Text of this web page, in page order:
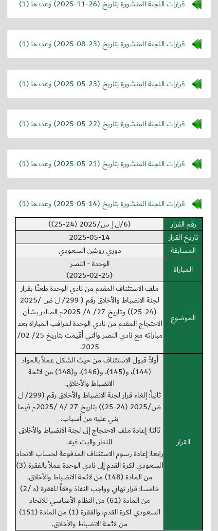
قرارات اللجنة المنشورة بتاريخ (2025-11-26) وعددها (1)
قرارات اللجنة المنشورة بتاريخ (2025-08-23) وعددها (1)
قرارات اللجنة المنشورة بتاريخ (2025-05-23) وعددها (1)
قرارات اللجنة المنشورة بتاريخ (2025-05-22) وعددها (1)
قرارات اللجنة المنشورة بتاريخ (2025-05-21) وعددها (1)
قرارات اللجنة المنشورة بتاريخ (2025-05-14) وعددها (1)
رقم القرار
(6/ل إ س/2025 (24-25))
تاريخ القرار
2025-05-14
المسابقة
دوري روشن السعودي
المباراة
الوحدة - النصر
(2025-02-25)
الموضوع
ملف الاستئناف المقدم من نادي الوحدة طعنًا بقرار
لجنة الانضباط والأخلاق رقم ( 299/ ل ض /2025
(24-25)) وتاريخ 27/ 4/ 2025م الصادر بشأن
الاحتجاج المقدم من نادي الوحدة لمراقب المباراة بعد
مباراته مع نادي النصر والتي أقيمت بتاريخ 25/ 02/
2025.
القرار
أولاً: قبول الاستئناف من حيث الشكل عملاً بالمواد
(144)، و(145)، و(146)، و(148) من لائحة
الانضباط والأخلاق.
ثانياً: إلغاء قرار لجنة الانضباط والأخلاق رقم (299/ ل
ض/2025 (24-25)) بتاريخ 27 /4 /2025م فيما
بني عليه من أسباب.
ثالثا: إعادة ملف الاحتجاج إلى لجنة الانضباط والأخلاق
للنظر والبت فيه.
رابعا: إعادة رسوم الاستئناف المدفوعة لحساب الاتحاد
السعودي لكرة القدم إلى نادي الوحدة عملاً بالفقرة (3)
من المادة (148) من لائحة الانضباط والأخلاق.
خامسا: قرار نهائي وواجب النفاذ وفقاً للفقرة (ه /2)
من المادة (61) من النظام الأساسي للاتحاد
السعودي لكرة القدم، والفقرة (1) من المادة (151)
من لائحة الانضباط والأخلاق.